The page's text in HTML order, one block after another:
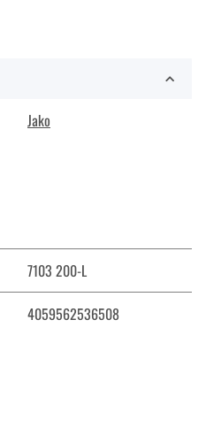
Jako
7103 200-L
4059562536508